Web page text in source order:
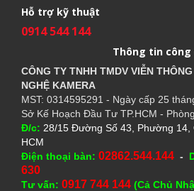
Hỗ trợ kỹ thuật
0914 544 144
Thông tin
CÔNG TY TNHH TMDV VIỄN
NGHỆ KAMERA
MST: 0314595291 - Ngày cấp 25
Sở Kế Hoạch Đầu Tư TP.HCM -
Đ/c: 28/15 Đường Số 43, Phường 14,
HCM
Điện thoại bàn: 02862.544.144 -
630
Tư vấn: 0917 744 144 (Cả Chủ